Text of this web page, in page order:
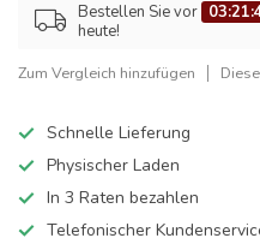
Bestellen Sie vor
heute!
Zum Vergleich hinzufügen
Schnelle Lieferung
Physischer Laden
In 3 Raten bezahlen
Telefonischer